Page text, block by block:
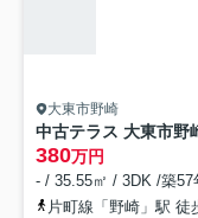
大東市野崎
中古テラス 大東市野
380万円
- / 35.55㎡ / 3DK /築57
片町線「野崎」駅 徒